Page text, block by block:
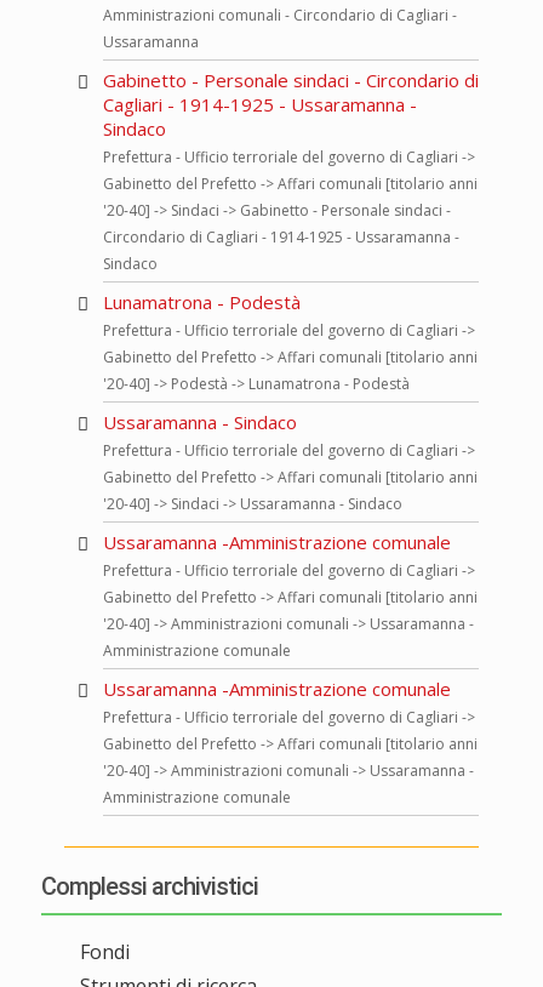
Amministrazioni comunali - Circondario di Cagliari -
Ussaramanna
Gabinetto - Personale sindaci - Circondario di
Cagliari - 1914-1925 - Ussaramanna -
Sindaco
Prefettura - Ufficio terroriale del governo di Cagliari ->
Gabinetto del Prefetto -> Affari comunali [titolario anni
'20-40] -> Sindaci -> Gabinetto - Personale sindaci -
Circondario di Cagliari - 1914-1925 - Ussaramanna -
Sindaco
Lunamatrona - Podestà
Prefettura - Ufficio terroriale del governo di Cagliari ->
Gabinetto del Prefetto -> Affari comunali [titolario anni
'20-40] -> Podestà -> Lunamatrona - Podestà
Ussaramanna - Sindaco
Prefettura - Ufficio terroriale del governo di Cagliari ->
Gabinetto del Prefetto -> Affari comunali [titolario anni
'20-40] -> Sindaci -> Ussaramanna - Sindaco
Ussaramanna -Amministrazione comunale
Prefettura - Ufficio terroriale del governo di Cagliari ->
Gabinetto del Prefetto -> Affari comunali [titolario anni
'20-40] -> Amministrazioni comunali -> Ussaramanna -
Amministrazione comunale
Ussaramanna -Amministrazione comunale
Prefettura - Ufficio terroriale del governo di Cagliari ->
Gabinetto del Prefetto -> Affari comunali [titolario anni
'20-40] -> Amministrazioni comunali -> Ussaramanna -
Amministrazione comunale
Complessi archivistici
Fondi